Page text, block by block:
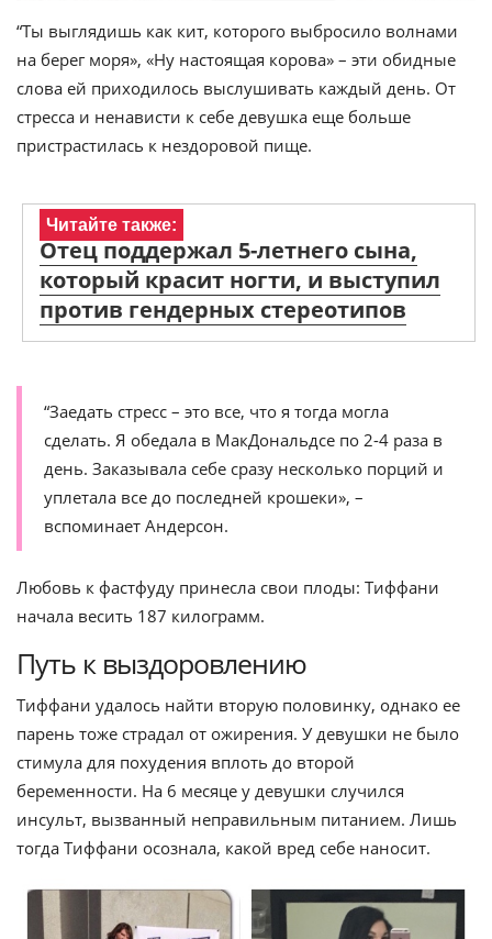
“Ты выглядишь как кит, которого выбросило волнами
на берег моря», «Ну настоящая корова» – эти обидные
слова ей приходилось выслушивать каждый день. От
стресса и ненависти к себе девушка еще больше
пристрастилась к нездоровой пище.
Читайте также:
Отец поддержал 5-летнего сына,
который красит ногти, и выступил
против гендерных стереотипов
“Заедать стресс – это все, что я тогда могла
сделать. Я обедала в МакДональдсе по 2-4 раза в
день. Заказывала себе сразу несколько порций и
уплетала все до последней крошеки», –
вспоминает Андерсон.
Любовь к фастфуду принесла свои плоды: Тиффани
начала весить 187 килограмм.
Путь к выздоровлению
Тиффани удалось найти вторую половинку, однако ее
парень тоже страдал от ожирения. У девушки не было
стимула для похудения вплоть до второй
беременности. На 6 месяце у девушки случился
инсульт, вызванный неправильным питанием. Лишь
тогда Тиффани осознала, какой вред себе наносит.